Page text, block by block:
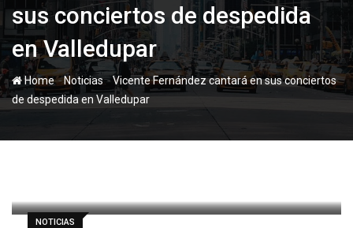
sus conciertos de despedida
en Valledupar
Home-Noticias-Vicente Fernández cantará en sus conciertos
de despedida en Valledupar
NOTICIAS
paul
1 marzo, 2012